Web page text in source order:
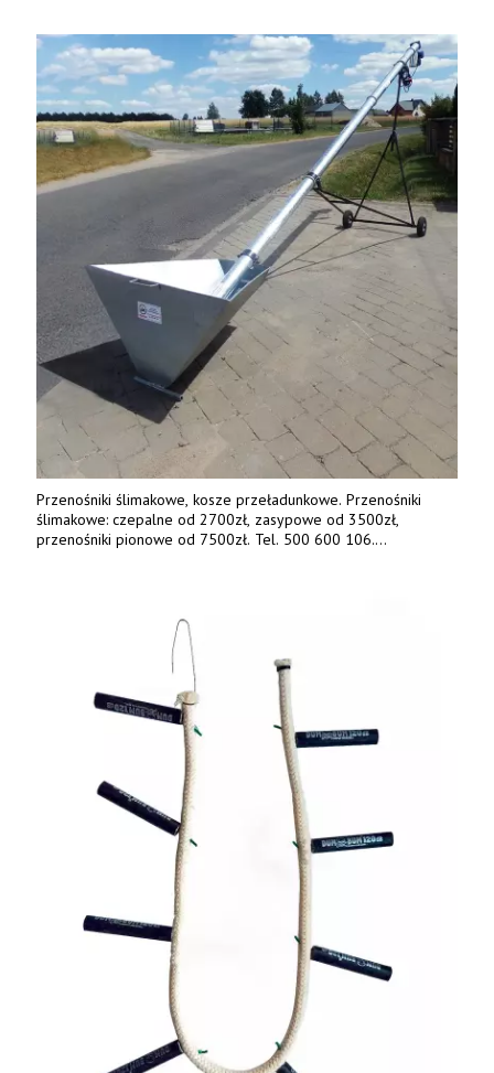
Przenośniki ślimakowe, kosze przeładunkowe. Przenośniki
ślimakowe: czepalne od 2700zł, zasypowe od 3500zł,
przenośniki pionowe od 7500zł. Tel. 500 600 106.